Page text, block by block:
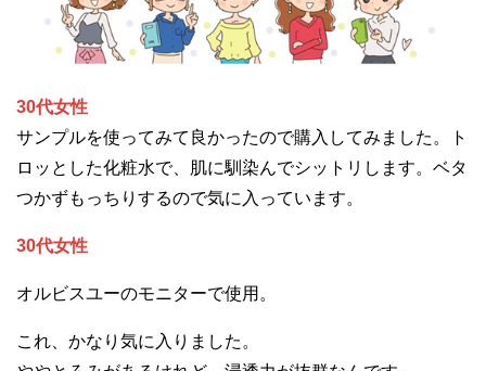
30代女性
サンプルを使ってみて良かったので購入してみました。ト
ロッとした化粧水で、肌に馴染んでシットリします。ベタ
つかずもっちりするので気に入っています。
30代女性
オルビスユーのモニターで使用。
これ、かなり気に入りました。